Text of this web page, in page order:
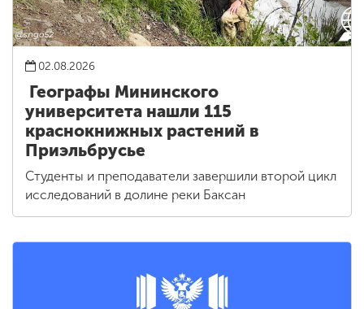
02.08.2026
Географы Мининского
университета нашли 115
краснокнижных растений в
Приэльбрусье
Студенты и преподаватели завершили второй цикл
исследований в долине реки Баксан